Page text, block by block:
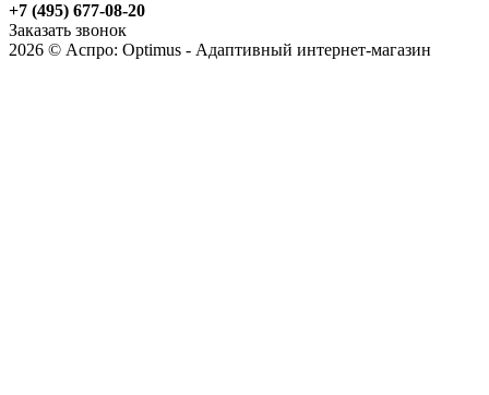
+7 (495) 677-08-20
Заказать звонок
2026 © Аспро: Optimus - Адаптивный интернет-магазин